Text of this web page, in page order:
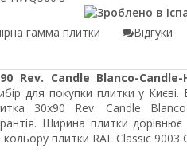
гамма плитки Відгуки
Rev. Candle Blanco-Candle-
для покупки плитки у Києві.
30x90 Rev. Candle Blanco-
Ширина плитки
плитки RAL Classic 9003